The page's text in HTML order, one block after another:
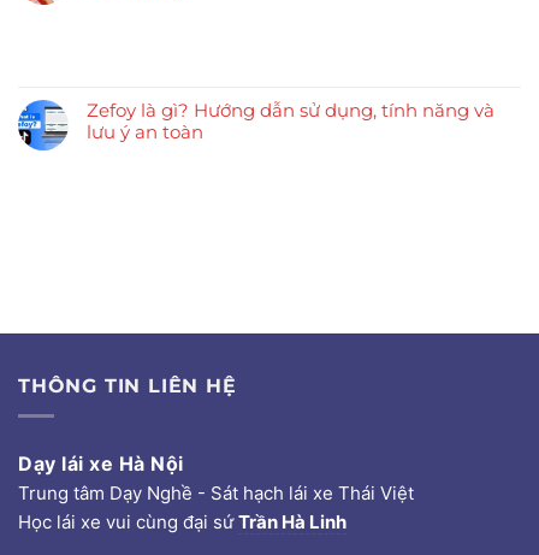
Zefoy là gì? Hướng dẫn sử dụng, tính năng và
lưu ý an toàn
THÔNG TIN LIÊN HỆ
Dạy lái xe Hà Nội
Trung tâm Dạy Nghề - Sát hạch lái xe Thái Việt
Học lái xe vui cùng đại sứTrần Hà Linh